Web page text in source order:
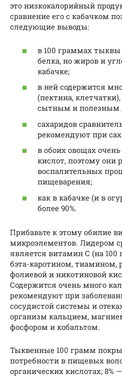
это низкокалорийный
сравнение его с кабачком
следующие выводы:
в 100 граммах
белка, но жиров и
кабачке;
в ней содержится
(пектина,
сытным и полезным
сахаридов
рекомендуют при
в обоих овощах
кислот, поэтому
воспалительных
пищеварения;
как в кабачке (и в
более 90%.
Прибавьте к этому обилие
микроэлементов. Лидером
является витамин С (на 100
бэта-каротином, тиамином,
фолиевой и никотиновой
Содержится очень много
рекомендуют при
сосудистой системы и
организм кальцием,
фосфором и кобальтом.
Тыквенные 100 грамм
потребности в пищевых
органических кислотах; 8%